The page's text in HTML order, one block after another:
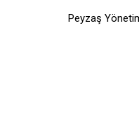
Peyzaş